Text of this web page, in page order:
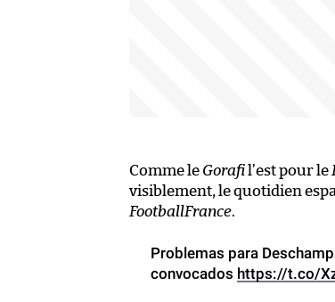
Comme le Gorafi l’est pour le
visiblement, le quotidien
FootballFrance.
Problemas para
convocados https://t.co/